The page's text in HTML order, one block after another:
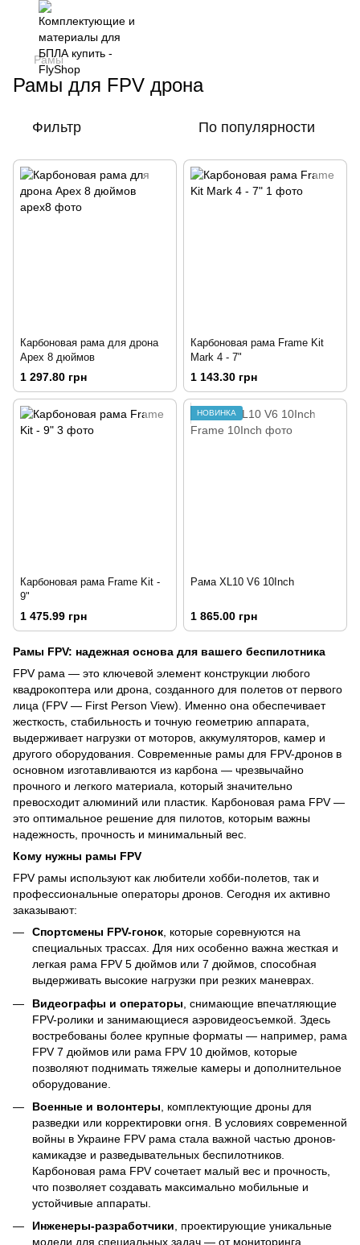
Рамы
Рамы для FPV дрона
Фильтр По популярности
Карбоновая рама для дрона
Apex 8 дюймов
1 297.80 грн
Карбоновая рама Frame Kit
Mark 4 - 7"
1 143.30 грн
Карбоновая рама Frame Kit -
9"
1 475.99 грн
НОВИНКА
Рама XL10 V6 10Inch
1 865.00 грн
Рамы FPV: надежная основа для вашего беспилотника
FPV рама — это ключевой элемент конструкции любого
квадрокоптера или дрона, созданного для полетов от первого
лица (FPV — First Person View). Именно она обеспечивает
жесткость, стабильность и точную геометрию аппарата,
выдерживает нагрузки от моторов, аккумуляторов, камер и
другого оборудования. Современные рамы для FPV-дронов в
основном изготавливаются из карбона — чрезвычайно
прочного и легкого материала, который значительно
превосходит алюминий или пластик. Карбоновая рама FPV —
это оптимальное решение для пилотов, которым важны
надежность, прочность и минимальный вес.
Кому нужны рамы FPV
FPV рамы используют как любители хобби-полетов, так и
профессиональные операторы дронов. Сегодня их активно
заказывают:
Спортсмены FPV-гонок, которые соревнуются на
специальных трассах. Для них особенно важна жесткая и
легкая рама FPV 5 дюймов или 7 дюймов, способная
выдерживать высокие нагрузки при резких маневрах.
Видеографы и операторы , снимающие впечатляющие
FPV-ролики и занимающиеся аэровидеосъемкой. Здесь
востребованы более крупные форматы — например, рама
FPV 7 дюймов или рама FPV 10 дюймов, которые
позволяют поднимать тяжелые камеры и дополнительное
оборудование.
Военные и волонтеры , комплектующие дроны для
разведки или корректировки огня. В условиях современной
войны в Украине FPV рама стала важной частью дронов-
камикадзе и разведывательных беспилотников.
Карбоновая рама FPV сочетает малый вес и прочность,
что позволяет создавать максимально мобильные и
устойчивые аппараты.
Инженеры-разработчики, проектирующие уникальные
модели для специальных задач — от мониторинга